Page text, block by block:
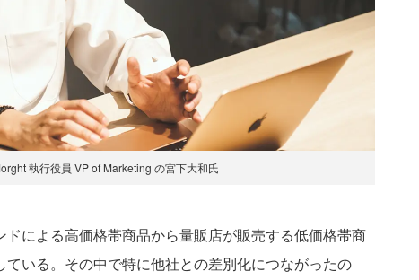
執行役員 VP of Marketing の宮下大和氏
による高価格帯商品から量販店が販売する低価格帯商
いる。その中で特に他社との差別化につながったの